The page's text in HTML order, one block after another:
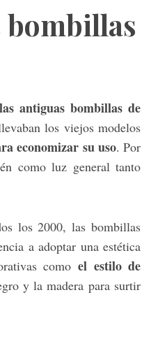
bombillas
antiguas bombillas de
los viejos modelos
economizar su uso. Por
como luz general tanto
los 2000, las bombillas
a adoptar una estética
comoel estilo de
y la madera para surtir